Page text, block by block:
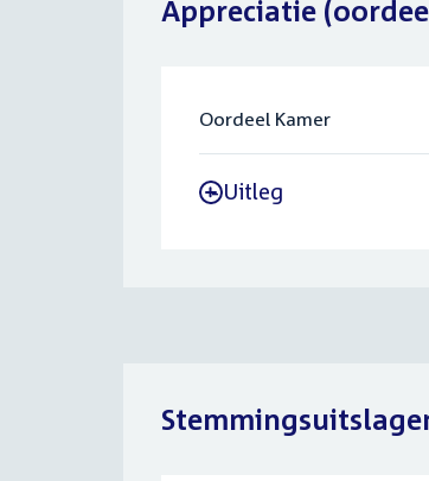
Appreciatie
Oordeel Kamer
- Uitleg